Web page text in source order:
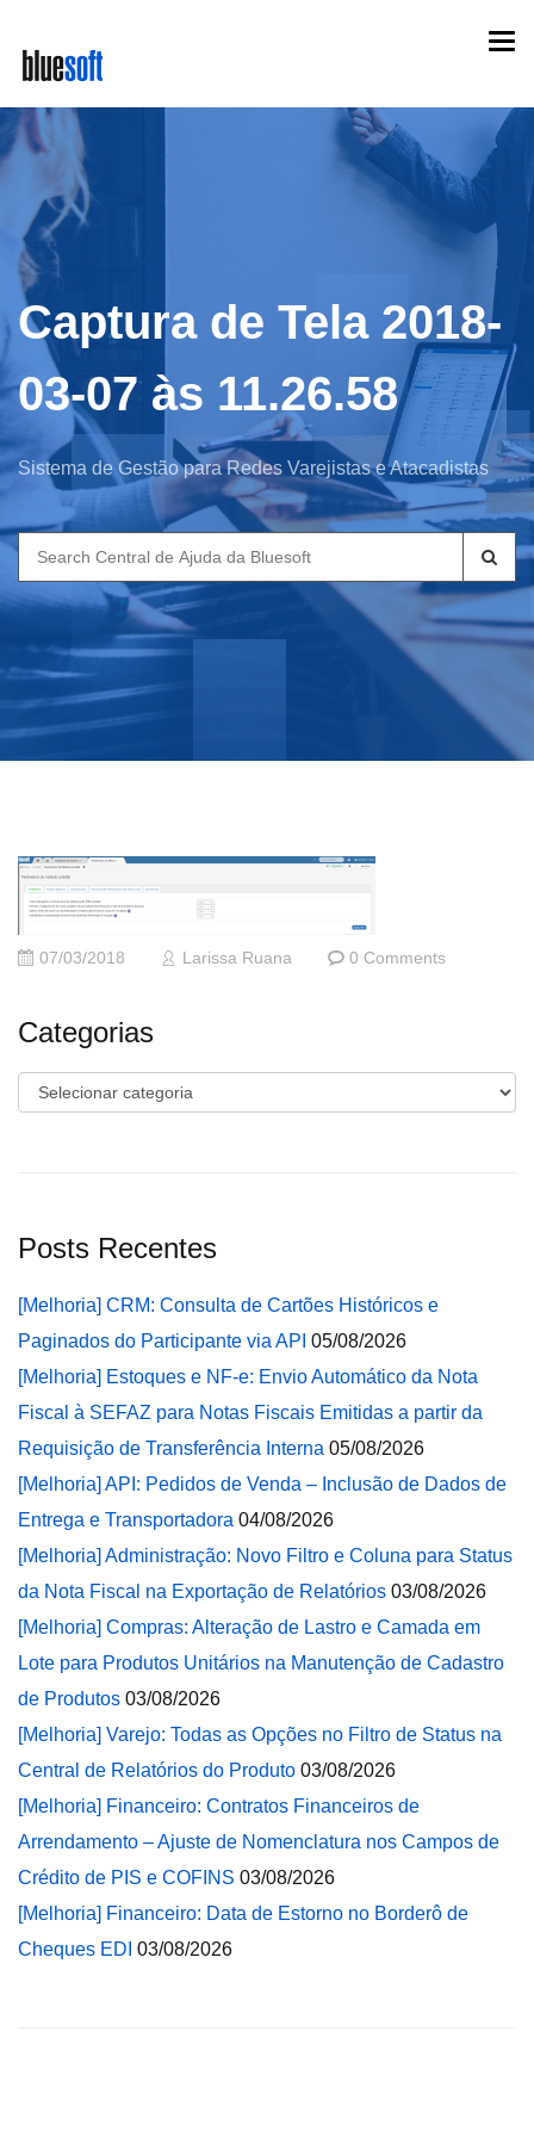
main
content
Captura de Tela 2018-
03-07 às 11.26.58
Sistema de Gestão para Redes Varejistas e Atacadistas
Search
for:
07/03/2018 Larissa Ruana 0 Comments
Categorias
Categorias
Posts Recentes
[Melhoria] CRM: Consulta de Cartões Históricos e
Paginados do Participante via API 05/08/2026
[Melhoria] Estoques e NF-e: Envio Automático da Nota
Fiscal à SEFAZ para Notas Fiscais Emitidas a partir da
Requisição de Transferência Interna 05/08/2026
[Melhoria] API: Pedidos de Venda – Inclusão de Dados de
Entrega e Transportadora 04/08/2026
[Melhoria] Administração: Novo Filtro e Coluna para Status
da Nota Fiscal na Exportação de Relatórios 03/08/2026
[Melhoria] Compras: Alteração de Lastro e Camada em
Lote para Produtos Unitários na Manutenção de Cadastro
de Produtos 03/08/2026
[Melhoria] Varejo: Todas as Opções no Filtro de Status na
Central de Relatórios do Produto 03/08/2026
[Melhoria] Financeiro: Contratos Financeiros de
Arrendamento – Ajuste de Nomenclatura nos Campos de
Crédito de PIS e COFINS 03/08/2026
[Melhoria] Financeiro: Data de Estorno no Borderô de
Cheques EDI 03/08/2026